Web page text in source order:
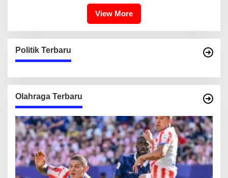
View More
Politik Terbaru
Olahraga Terbaru